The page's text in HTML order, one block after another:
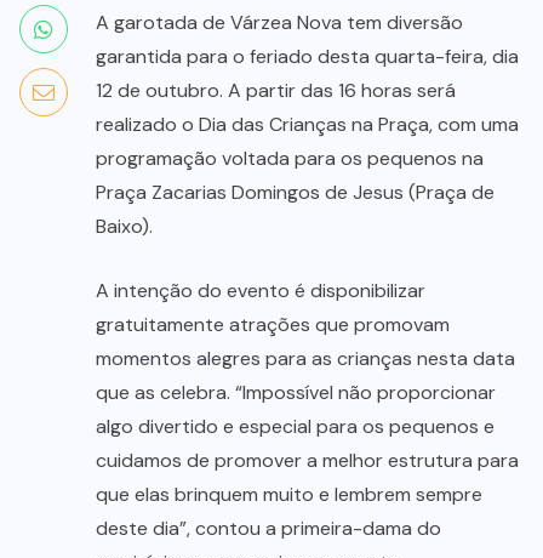
A garotada de Várzea Nova tem diversão
garantida para o feriado desta quarta-feira, dia
12 de outubro. A partir das 16 horas será
realizado o Dia das Crianças na Praça, com uma
programação voltada para os pequenos na
Praça Zacarias Domingos de Jesus (Praça de
Baixo).
A intenção do evento é disponibilizar
gratuitamente atrações que promovam
momentos alegres para as crianças nesta data
que as celebra. “Impossível não proporcionar
algo divertido e especial para os pequenos e
cuidamos de promover a melhor estrutura para
que elas brinquem muito e lembrem sempre
deste dia”, contou a primeira-dama do